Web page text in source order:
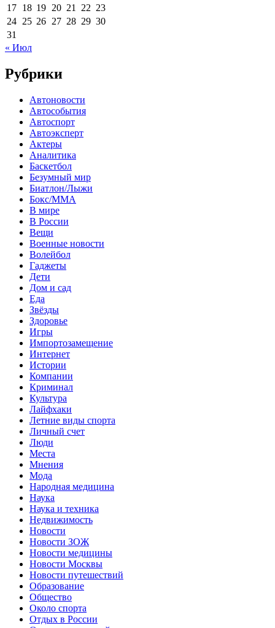
17 18 19 20 21 22 23
24 25 26 27 28 29 30
31
« Июл
Рубрики
Автоновости
Автособытия
Автоспорт
Автоэксперт
Актеры
Аналитика
Баскетбол
Безумный мир
Биатлон/Лыжи
Бокс/MMA
В мире
В России
Вещи
Военные новости
Волейбол
Гаджеты
Дети
Дом и сад
Еда
Звёзды
Здоровье
Игры
Импортозамещение
Интернет
Истории
Компании
Криминал
Культура
Лайфхаки
Летние виды спорта
Личный счет
Люди
Места
Мнения
Мода
Народная медицина
Наука
Наука и техника
Недвижимость
Новости
Новости ЗОЖ
Новости медицины
Новости Москвы
Новости путешествий
Образование
Общество
Около спорта
Отдых в России